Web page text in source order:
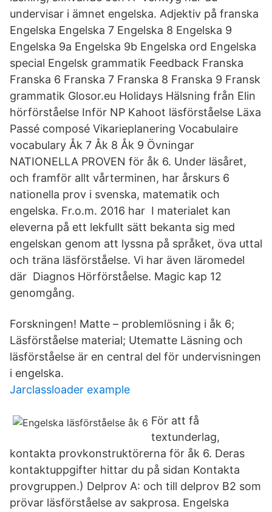
undervisar i ämnet engelska. Adjektiv på franska
Engelska Engelska 7 Engelska 8 Engelska 9
Engelska 9a Engelska 9b Engelska ord Engelska
special Engelsk grammatik Feedback Franska
Franska 6 Franska 7 Franska 8 Franska 9 Fransk
grammatik Glosor.eu Holidays Hälsning från Elin
hörförståelse Inför NP Kahoot läsförståelse Läxa
Passé composé Vikarieplanering Vocabulaire
vocabulary Åk 7 Åk 8 Åk 9 Övningar
NATIONELLA PROVEN för åk 6. Under läsåret,
och framför allt vårterminen, har årskurs 6
nationella prov i svenska, matematik och
engelska. Fr.o.m. 2016 har I materialet kan
eleverna på ett lekfullt sätt bekanta sig med
engelskan genom att lyssna på språket, öva uttal
och träna läsförståelse. Vi har även läromedel
där Diagnos Hörförståelse. Magic kap 12
genomgång.
Forskningen! Matte – problemlösning i åk 6;
Läsförståelse material; Utematte Läsning och
läsförståelse är en central del för undervisningen
i engelska.
Jarclassloader example
För att få
textunderlag,
kontakta provkonstruktörerna för åk 6. Deras
kontaktuppgifter hittar du på sidan Kontakta
provgruppen.) Delprov A: och till delprov B2 som
prövar läsförståelse av sakprosa. Engelska